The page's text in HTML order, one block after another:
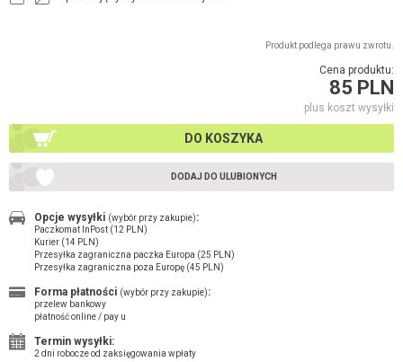
Produkt podlega prawu zwrotu.
Cena produktu:
85 PLN
plus koszt wysyłki
DO KOSZYKA
DODAJ DO ULUBIONYCH
Opcje wysyłki (wybór przy zakupie):
Paczkomat InPost (12 PLN)
Kurier (14 PLN)
Przesyłka zagraniczna paczka Europa (25 PLN)
Przesyłka zagraniczna poza Europę (45 PLN)
Forma płatności (wybór przy zakupie):
przelew bankowy
płatność online / pay u
Termin wysyłki:
2 dni robocze od zaksięgowania wpłaty